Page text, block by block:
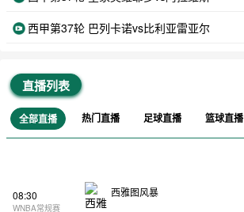
西甲第37轮 巴列卡诺vs比利亚雷亚尔
直播列表
全部直播 热门直播 足球直播 篮球直播
08:30
WNBA常规赛
西雅图风暴